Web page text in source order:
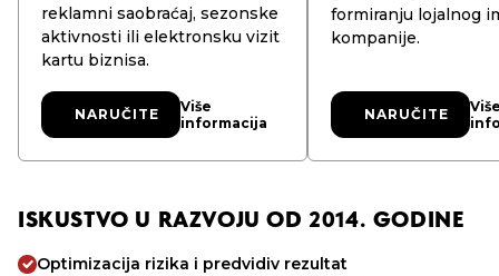
reklamni saobraćaj, sezonske
aktivnosti ili elektronsku vizit
kartu biznisa.
NARUČITE
NARUČITE
Više
informacija
formiranju lojalnog
kompanije.
NARUČITE
NARUČITE
ISKUSTVO U RAZVOJU OD 2014. GODINE
Optimizacija rizika i predvidiv rezultat